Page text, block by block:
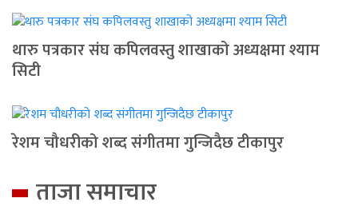
थारु पत्रकार संघ कपिलवस्तु शाखाको अध्यक्षमा श्याम
सिटी
रेशम चौधरीको शब्द संगीतमा गुन्जिदैछ टीकापुर
ताजा समाचार